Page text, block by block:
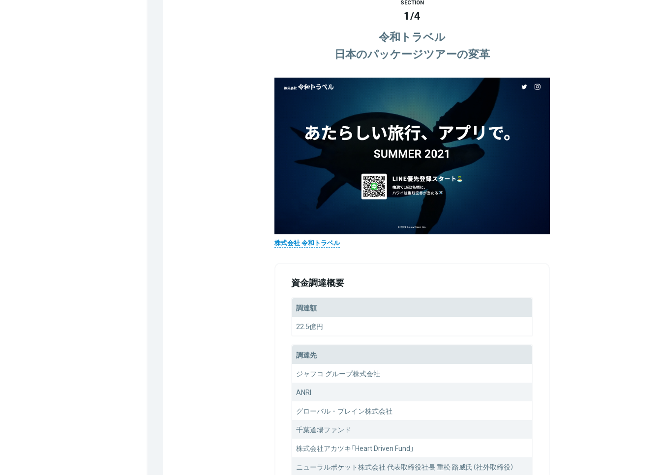
SECTION
1/4
令和トラベル
日本のパッケージツアーの変革
株式会社 令和トラベル
資金調達概要
調達額
22.5億円
調達先
ジャフコ グループ株式会社
ANRI
グローバル・ブレイン株式会社
千葉道場ファンド
株式会社アカツキ「Heart Driven Fund」
ニューラルポケット株式会社 代表取締役社長 重松 路威氏（社外取締役）